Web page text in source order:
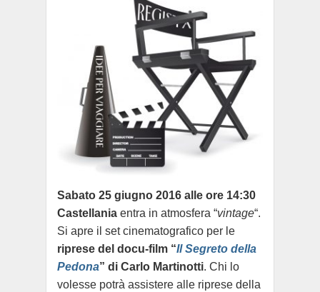
Sabato 25 giugno 2016 alle ore 14:30
Castellania entra in atmosfera “vintage“.
Si apre il set cinematografico per le
riprese del docu-film “Il Segreto della
Pedona” di Carlo Martinotti. Chi lo
volesse potrà assistere alle riprese della